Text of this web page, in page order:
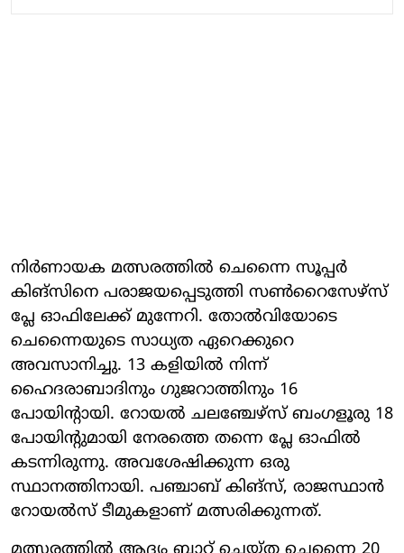
നിര്‍ണായക മത്സരത്തില്‍ ചെന്നൈ സൂപ്പര്‍
കിങ്സിനെ പരാജയപ്പെടുത്തി സണ്‍റൈസേഴ്‌സ്
പ്ലേ ഓഫിലേക്ക് മുന്നേറി. തോല്‍വിയോടെ
ചെന്നൈയുടെ സാധ്യത ഏറെക്കുറെ
അവസാനിച്ചു. 13 കളിയില്‍ നിന്ന്
ഹൈദരാബാദിനും ഗുജറാത്തിനും 16
പോയിന്റായി. റോയല്‍ ചലഞ്ചേഴ്സ് ബംഗളൂരു 18
പോയിന്റുമായി നേരത്തെ തന്നെ പ്ലേ ഓഫില്‍
കടന്നിരുന്നു. അവശേഷിക്കുന്ന ഒരു
സ്ഥാനത്തിനായി. പഞ്ചാബ് കിങ്സ്, രാജസ്ഥാന്‍
റോയല്‍സ് ടീമുകളാണ് മത്സരിക്കുന്നത്.